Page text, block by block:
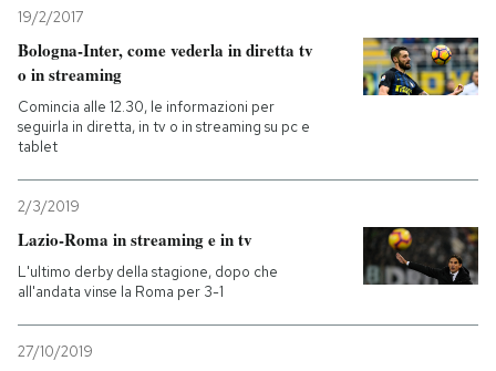
19/2/2017
Bologna-Inter, come vederla in diretta tv
o in streaming
Comincia alle 12.30, le informazioni per
seguirla in diretta, in tv o in streaming su pc e
tablet
2/3/2019
Lazio-Roma in streaming e in tv
L'ultimo derby della stagione, dopo che
all'andata vinse la Roma per 3-1
27/10/2019